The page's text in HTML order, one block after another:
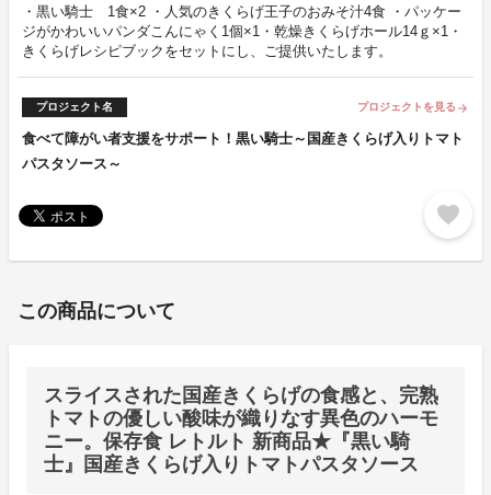
・黒い騎士 1食×2 ・人気のきくらげ王子のおみそ汁4食 ・パッケー
ジがかわいいパンダこんにゃく1個×1・乾燥きくらげホール14ｇ×1・
きくらげレシピブックをセットにし、ご提供いたします。
プロジェクト名 プロジェクトを見る arrow_forward
食べて障がい者支援をサポート！黒い騎士～国産きくらげ入りトマト
パスタソース～
favorite
この商品について
スライスされた国産きくらげの食感と、完熟
トマトの優しい酸味が織りなす異色のハーモ
ニー。保存食 レトルト 新商品★『黒い騎
士』国産きくらげ入りトマトパスタソース